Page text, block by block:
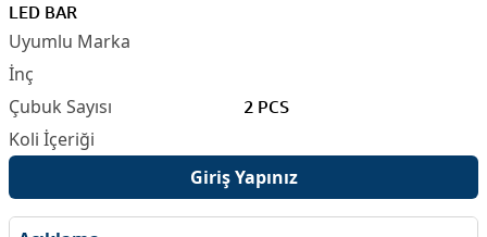
LED BAR
2 PCS
Giriş Yapınız